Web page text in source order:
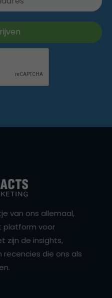
van ons allemaal,
platform voor
zijn de insights,
recencies die ons als